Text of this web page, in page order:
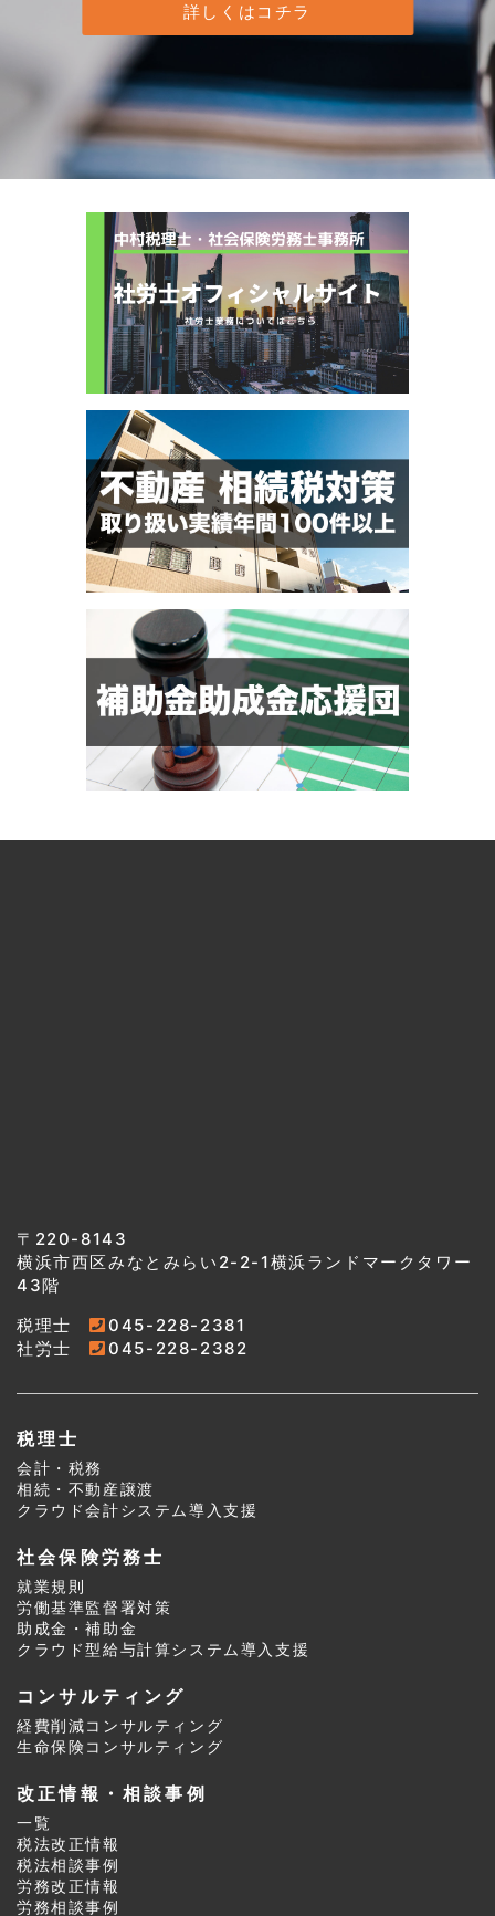
詳しくはコチラ
〒220-8143
横浜市西区みなとみらい2-2-1横浜ランドマークタワー
43階
税理士
045-228-2381
社労士
045-228-2382
税理士
会計・税務
相続・不動産譲渡
クラウド会計システム導入支援
社会保険労務士
就業規則
労働基準監督署対策
助成金・補助金
クラウド型給与計算システム導入支援
コンサルティング
経費削減コンサルティング
生命保険コンサルティング
改正情報・相談事例
一覧
税法改正情報
税法相談事例
労務改正情報
労務相談事例